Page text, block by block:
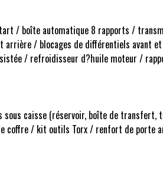
/ boîte automatique 8 rapports /
arrière / blocages de différentiels avant
/ refroidisseur d?huile moteur /
sous caisse (réservoir, boîte de
coffre / kit outils Torx / renfort de porte